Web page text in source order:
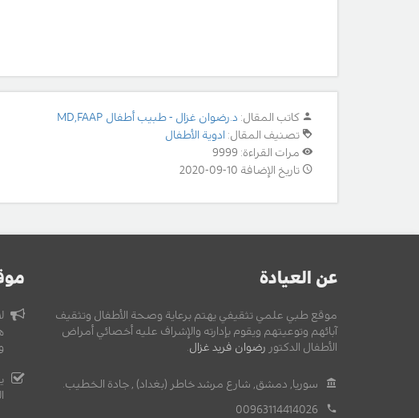
كاتب المقال: د.رضوان غزال - طبيب أطفال MD,FAAP
تصنيف المقال: ادوية الأطفال
مرات القراءة: 9999
تاريخ الإضافة 10-09-2020
عن العيادة
موقع طبي علمي تثقيفي يهتم برعاية وصحة الأطفال وتثقيف
آبائهم وتوعيتهم ويقوم بإدارته والإشراف عليه أخصائي أمراض
الأطفال الدكتور رضوان فريد غزال
سوريا, دمشق, شارع مرشد خاطر (بغداد) , جادة الخطيب.
00963114414026